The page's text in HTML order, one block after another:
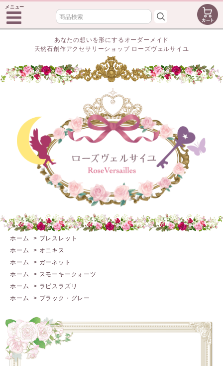
メニュー
あなたの想いを形にするオーダーメイド
天然石創作アクセサリーショップ ローズヴェルサイユ
ホーム > ブレスレット
ホーム
> オニキス
ホーム
> ガーネット
ホーム
> スモーキークォーツ
ホーム
> ラピスラズリ
ホーム
> ブラック・グレー